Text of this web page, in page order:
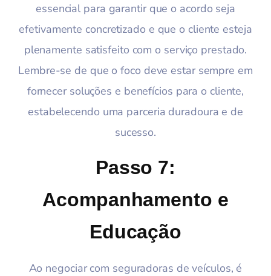
essencial para garantir que o acordo seja
efetivamente concretizado e que o cliente esteja
plenamente satisfeito com o serviço prestado.
Lembre-se de que o foco deve estar sempre em
fornecer soluções e benefícios para o cliente,
estabelecendo uma parceria duradoura e de
sucesso.
Passo 7:
Acompanhamento e
Educação
Ao negociar com seguradoras de veículos, é